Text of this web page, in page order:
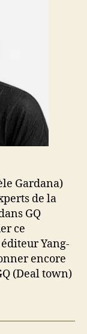
Gardana)
de la
GQ
ce
Yang-
encore
(Deal town)